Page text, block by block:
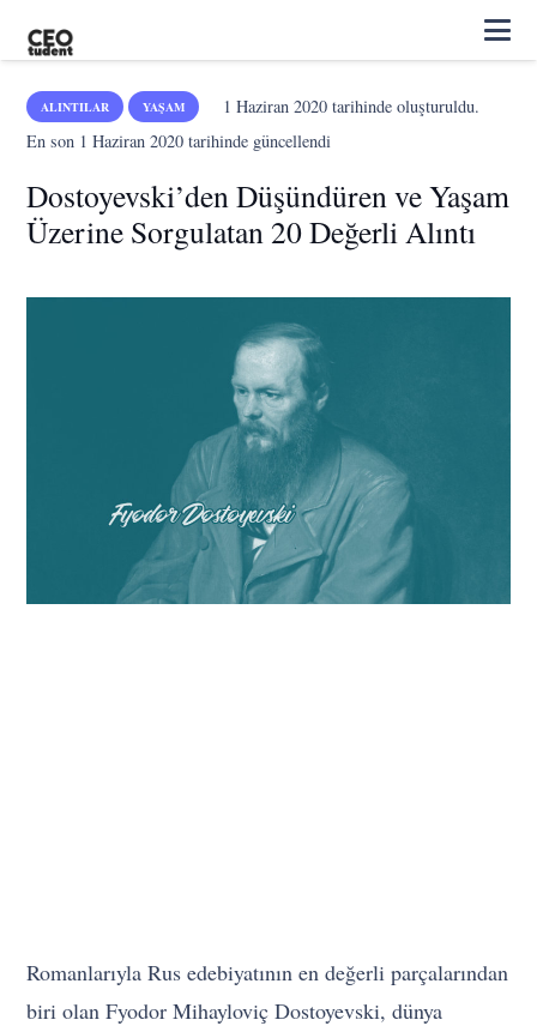
ALINTILAR YAŞAM 1 Haziran 2020tarihinde oluşturuldu.
En son 1 Haziran 2020 tarihinde güncellendi
Dostoyevski’den Düşündüren ve Yaşam
Üzerine Sorgulatan 20 Değerli Alıntı
Romanlarıyla Rus edebiyatının en değerli parçalarından
biri olan Fyodor Mihayloviç Dostoyevski, dünya